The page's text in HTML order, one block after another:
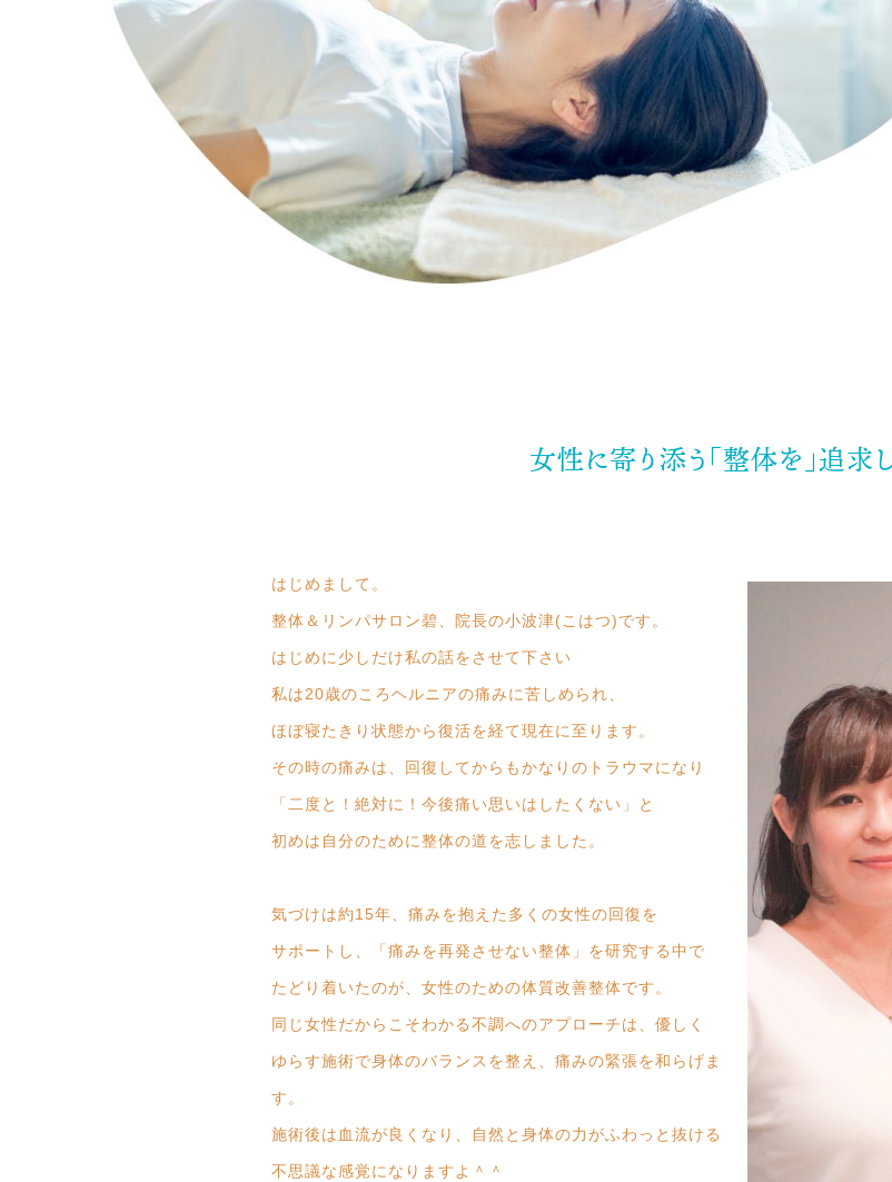
女性に寄り添う「整体を」追求
はじめまして。
整体＆リンパサロン碧、院長の小波津(こはつ)です。
はじめに少しだけ私の話をさせて下さい
私は20歳のころヘルニアの痛みに苦しめられ、
ほぼ寝たきり状態から復活を経て現在に至ります。
その時の痛みは、回復してからもかなりのトラウマになり
「二度と！絶対に！今後痛い思いはしたくない」と
初めは自分のために整体の道を志しました。
気づけは約15年、痛みを抱えた多くの女性の回復を
サポートし、「痛みを再発させない整体」を研究する中で
たどり着いたのが、女性のための体質改善整体です。
同じ女性だからこそわかる不調へのアプローチは、優しく
ゆらす施術で身体のバランスを整え、痛みの緊張を和らげま
す。
施術後は血流が良くなり、自然と身体の力がふわっと抜ける
不思議な感覚になりますよ＾＾